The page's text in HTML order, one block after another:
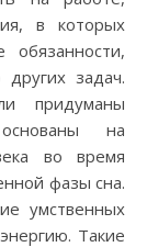
в которых
задач.
придуманы
на
во время
фазы сна.
умственных
Такие